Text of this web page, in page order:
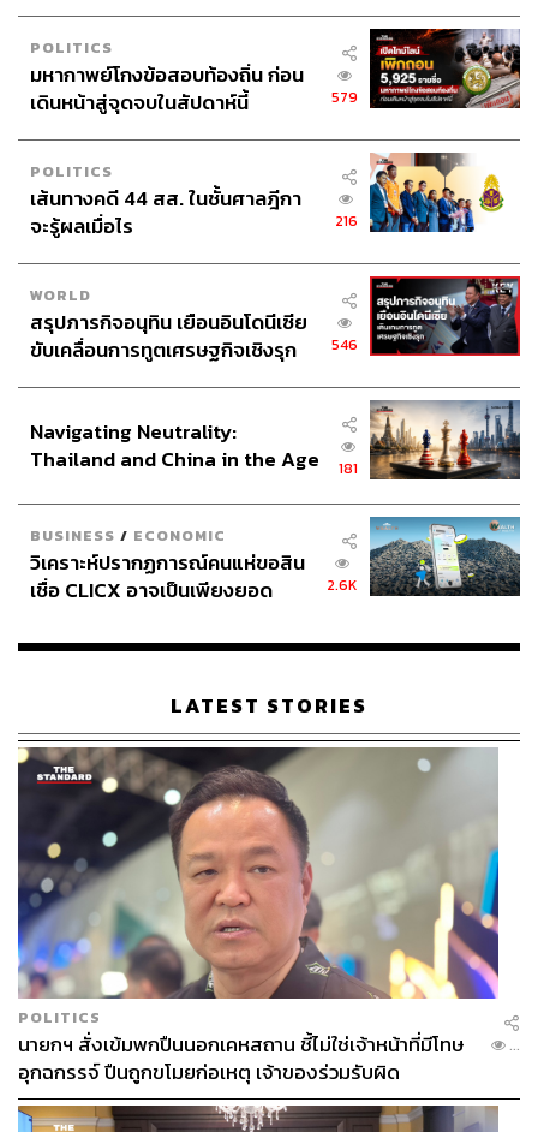
POLITICS
มหากาพย์โกงข้อสอบท้องถิ่น ก่อน
เดินหน้าสู่จุดจบในสัปดาห์นี้
579
POLITICS
เส้นทางคดี 44 สส. ในชั้นศาลฎีกา
จะรู้ผลเมื่อไร
216
WORLD
สรุปภารกิจอนุทิน เยือนอินโดนีเซีย
ขับเคลื่อนการทูตเศรษฐกิจเชิงรุก
546
Navigating Neutrality:
Thailand and China in the Age
181
BUSINESS / ECONOMIC
วิเคราะห์ปรากฏการณ์คนแห่ขอสิน
เชื่อ CLICX อาจเป็นเพียงยอด
เรือนไทยที่ถูกซุกไว้
2.6K
LATEST STORIES
POLITICS
นายกฯ สั่งเข้มพกปืนนอกเคหสถาน ชี้ไม่ใช่เจ้าหน้าที่มีโทษ
อุกฉกรรจ์ ปืนถูกขโมยก่อเหตุ เจ้าของร่วมรับผิด
...